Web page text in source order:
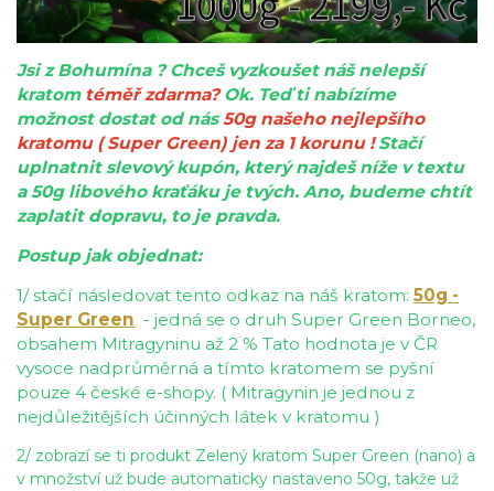
Jsi z Bohumína ? Chceš vyzkoušet náš nelepší
kratom téměř zdarma?Ok. Teď ti nabízíme
možnost dostat od nás50g našeho nejlepšího
kratomu ( Super Green) jen za 1 korunu !Stačí
uplnatnit slevový kupón, který najdeš níže v textu
a 50g libového kraťáku je tvých. Ano, budeme chtít
zaplatit dopravu, to je pravda.
Postup jak objednat:
1/ stačí následovat tento odkaz na náš kratom: 50g -
Super Green - jedná se o druh Super Green Borneo,
obsahem Mitragyninu až 2 % Tato hodnota je v ČR
vysoce nadprůměrná a tímto kratomem se pyšní
pouze 4 české e-shopy. ( Mitragynin je jednou z
nejdůležitějších účinných látek v kratomu )
2/ zobrazí se ti produkt Zelený kratom Super Green (nano) a
v množství už bude automaticky nastaveno 50g, takže už